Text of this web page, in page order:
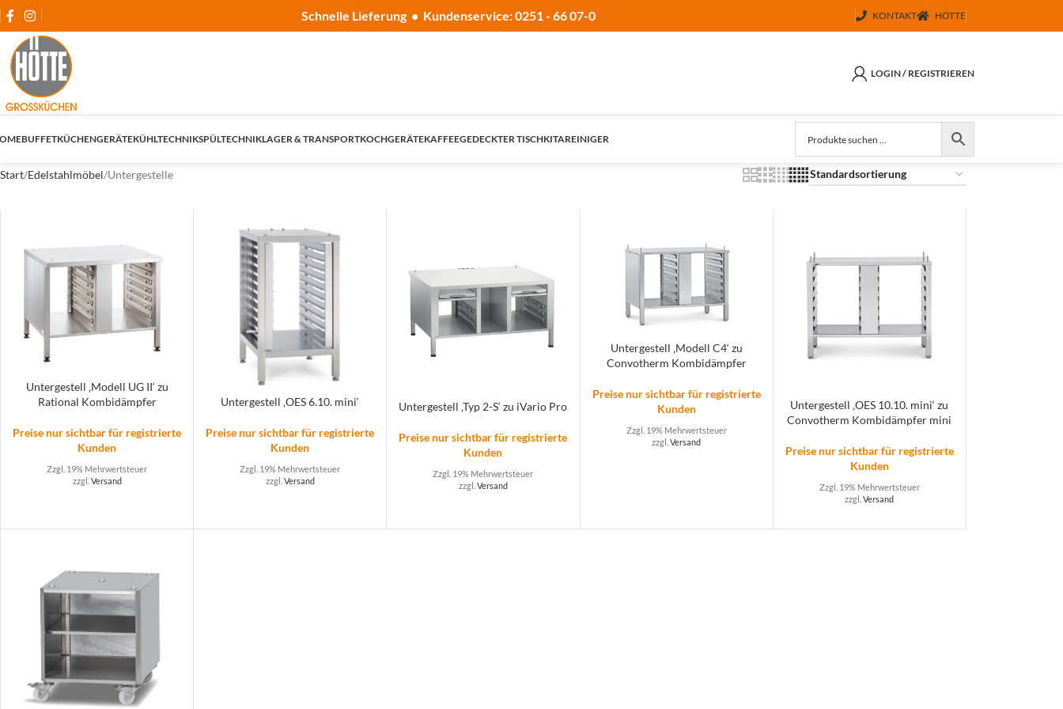
Schnelle Lieferung • Kundenservice: 0251 - 66 07-0 KONTAKT HÖTTE
LOGIN / REGISTRIEREN
BUFFETKÜCHENGERÄTEKÜHLTECHNIKSPÜLTECHNIKLAGER & TRANSPORTKOCHGERÄTEKAFFEEGEDECKTER TISCHKITAREINIGER
Start Edelstahlmöbel Untergestelle
Untergestell ‚Modell UG II‘ zu
Rational Kombidämpfer
Preise nur sichtbar für registrierte
Kunden
Zzgl. 19% Mehrwertsteuer
zzgl. Versand
Untergestell ‚OES 6.10. mini‘
Preise nur sichtbar für registrierte
Kunden
Zzgl. 19% Mehrwertsteuer
zzgl. Versand
Untergestell ‚Typ 2-S‘ zu iVario Pro
Preise nur sichtbar für registrierte
Kunden
Zzgl. 19% Mehrwertsteuer
zzgl. Versand
Untergestell ‚Modell C4‘ zu
Convotherm Kombidämpfer
Preise nur sichtbar für registrierte
Kunden
Zzgl. 19% Mehrwertsteuer
zzgl.Versand
Untergestell ‚OES 10.10. mini‘ zu
Convotherm Kombidämpfer mini
Preise nur sichtbar für registrierte
Kunden
Zzgl. 19% Mehrwertsteuer
zzgl.Versand